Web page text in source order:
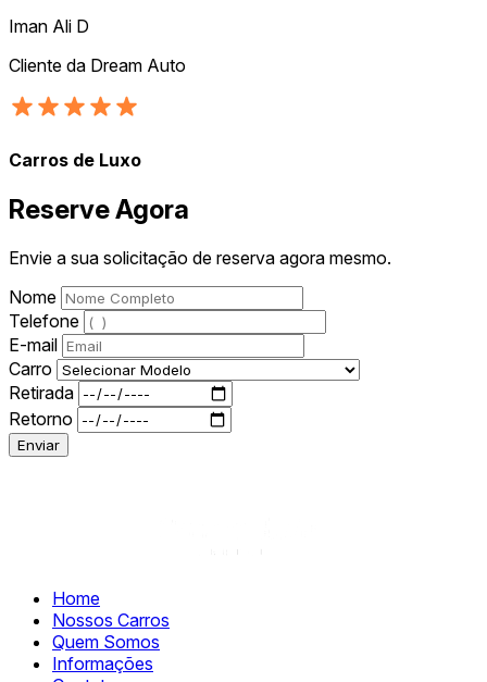
Iman Ali D
Cliente da Dream Auto
Carros de Luxo
Reserve Agora
Envie a sua solicitação de reserva agora mesmo.
Nome
Telefone
E-mail
Carro
Retirada
Retorno
Enviar
Home
Nossos Carros
Quem Somos
Informações